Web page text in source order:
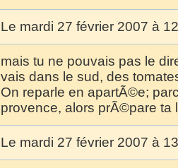
Le mardi 27 février 2007 à
mais tu ne pouvais pas le
vais dans le sud, des
On reparle en apartÃ©e;
provence, alors prÃ©pare ta
Le mardi 27 février 2007 à